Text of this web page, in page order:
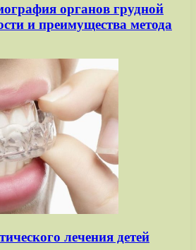
органов грудной
и преимущества метода
лечения детей